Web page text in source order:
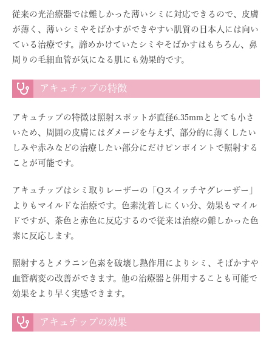
従来の光治療器では難しかった薄いシミに対応できるので、皮膚
が薄く、薄いシミやそばかすができやすい肌質の日本人には向い
ている治療です。諦めかけていたシミやそばかすはもちろん、鼻
周りの毛細血管が気になる肌にも効果的です。
アキュチップの特徴
アキュチップの特徴は照射スポットが直径6.35mmととても小さ
いため、周囲の皮膚にはダメージを与えず、部分的に薄くしたい
しみや赤みなどの治療したい部分にだけピンポイントで照射する
ことが可能です。
アキュチップはシミ取りレーザーの「Qスイッチヤグレーザー」
よりもマイルドな治療です。色素沈着しにくい分、効果もマイル
ドですが、茶色と赤色に反応するので従来は治療の難しかった色
素に反応します。
照射するとメラニン色素を破壊し熱作用によりシミ、そばかすや
血管病変の改善ができます。他の治療器と併用することも可能で
効果をより早く実感できます。
アキュチップの効果